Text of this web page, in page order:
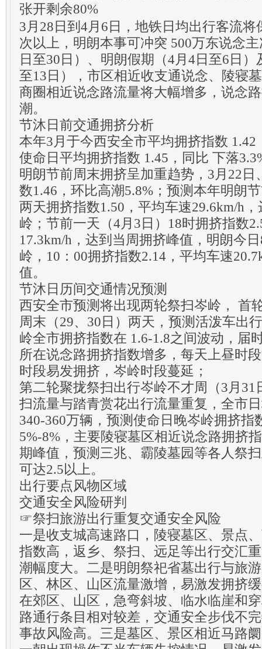
张开剩余80%
3月28日到4月6日，地铁日均出行客流将
次以上，明朗本事可冲突 500万东说念
日至30日）、明朗假期（4月4日至6日
至13日），市区相近收支通说念、陵寝
商圈相近说念路流量将大幅增多，说念
潮。
节沐日前交通拥挤分析
本年3月于今西安全市平均拥挤指数 1.42
使命日平均拥挤指数 1.45，同比 下落
明朗节前周末拥挤呈加重趋势，3月22日
数1.46，环比高潮5.8%；预测本年明朗
两天拥挤指数1.50，平均车速29.6km/h
岭；节前一天（4月3日）18时拥挤指数
17.3km/h，达到当周拥挤峰值，明朗今
岭，10：00拥挤指数2.14，平均车速
值。
节沐日历间交通情况预测
西安全市预测将出现两轮祭扫岑岭， 首
周末（29、30日）两天，预测活泼车出
岭全市拥挤指数在 1.6-1.8之间波动，届
所在说念路拥挤指数增多，每天上昼时
时段易发拥挤，岑岭时段蔓延；
第二轮聚拢祭扫出行岑岭不才周（3月31
扫流量与踏青赏花出行流量重复，全市
340-360万辆，预测使命日晚岑岭拥挤指
5%-8%，主要陵寝墓区相近说念路拥挤
期峰值，预测三兆、霸陵墓园等各人祭
可达2.5以上。
出行要点风物区域
交通安全风险研判
☞祭扫旅游出行重复交通安全风险
一是收支城高速路口，陵寝墓区、景点
指数高，返乡、祭扫、远足等出行交汇
潮幅度大。二是明朗祭祀省墓出行与旅
区、林区、山区流量激增，易激发拥挤
在郊区、山区，急弯斜坡、临水临崖和
路通行条目相对较差，交通安全步伐不
事故风险高。三是墓区、景区相近马路